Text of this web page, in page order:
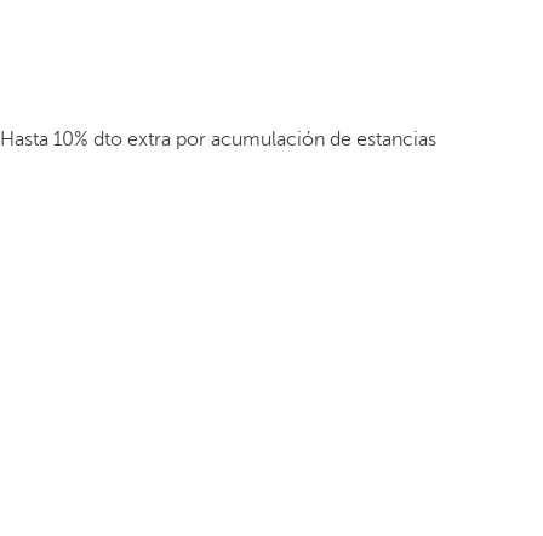
Hasta 10% dto extra por acumulación de estancias